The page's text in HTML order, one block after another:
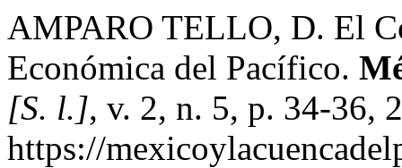
AMPARO TELLO, D. El
Económica del Pacífico.
[S. l.], v. 2, n. 5, p. 34-36,
https://